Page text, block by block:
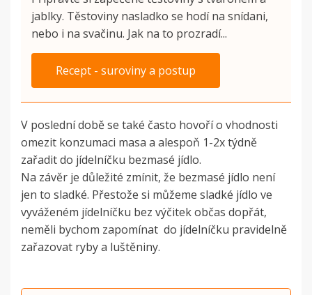
jablky. Těstoviny nasladko se hodí na snídani,
nebo i na svačinu. Jak na to prozradí...
Recept - suroviny a postup
V poslední době se také často hovoří o vhodnosti
omezit konzumaci masa a alespoň 1-2x týdně
zařadit do jídelníčku bezmasé jídlo.
Na závěr je důležité zmínit, že bezmasé jídlo není
jen to sladké. Přestože si můžeme sladké jídlo ve
vyváženém jídelníčku bez výčitek občas dopřát,
neměli bychom zapomínat do jídelníčku pravidelně
zařazovat ryby a luštěniny.